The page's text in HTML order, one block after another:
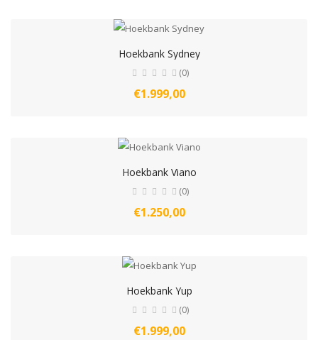
Hoekbank Sydney
(0)
€1.999,00
Hoekbank Viano
(0)
€1.250,00
Hoekbank Yup
(0)
€1.999,00